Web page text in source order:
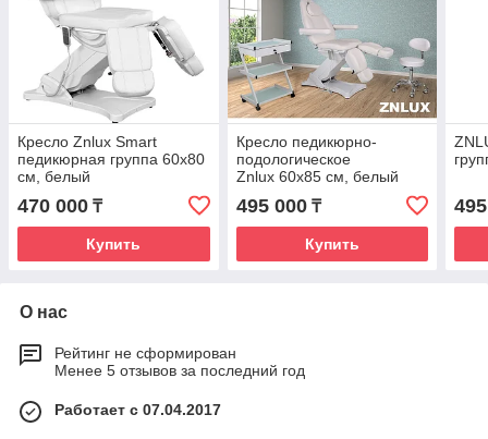
Кресло Znlux Smart
педикюрная группа 60х80
см, белый
470 000 ₸
Купить
Кресло педикюрно-
подологическое
Znlux 60х85 см, белый
495 000₸
Купить
О нас
Рейтинг не сформирован
Менее 5 отзывов за последний год
Работает с 07.04.2017